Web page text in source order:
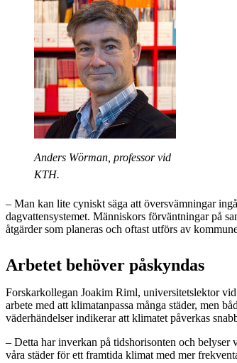
Anders Wörman, professor vid
KTH.
– Man kan lite cyniskt säga att översvämningar
dagvattensystemet. Människors förväntningar på
åtgärder som planeras och oftast utförs av
Arbetet behöver påskyndas
Forskarkollegan Joakim Riml, universitetslektor
arbete med att klimatanpassa många städer, men
väderhändelser indikerar att klimatet påverkas
– Detta har inverkan på tidshorisonten och belyser
våra städer för ett framtida klimat med mer